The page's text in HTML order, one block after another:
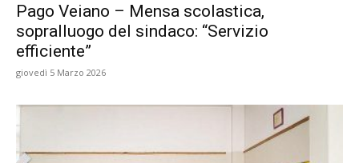
Pago Veiano – Mensa scolastica,
sopralluogo del sindaco: “Servizio
efficiente”
giovedì 5 Marzo 2026